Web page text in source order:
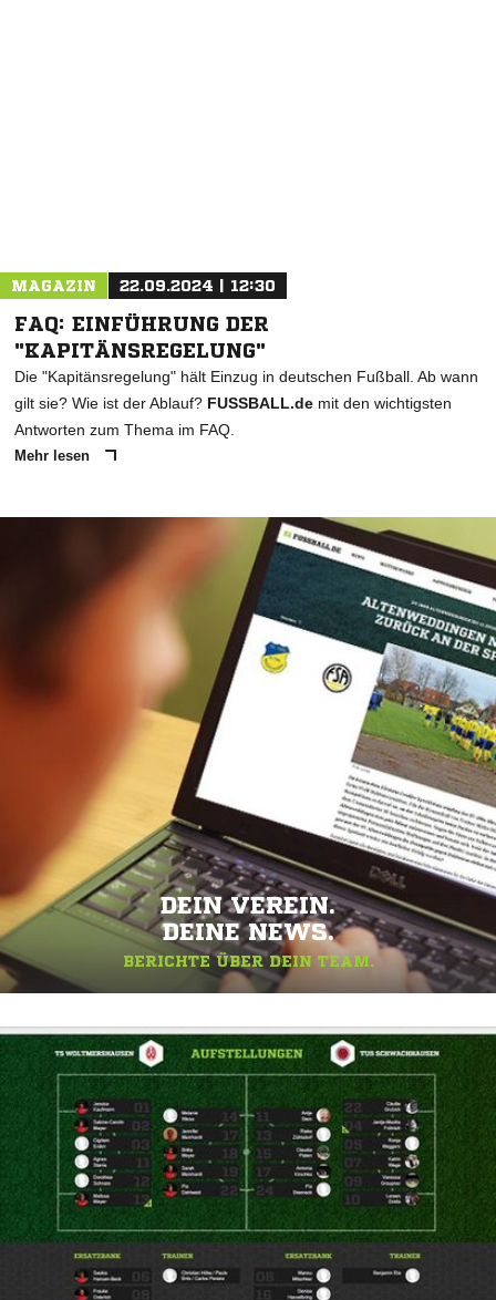
MAGAZIN 22.09.2024 | 12:30
FAQ: EINFÜHRUNG DER
"KAPITÄNSREGELUNG"
Die "Kapitänsregelung" hält Einzug in deutschen Fußball. Ab wann
gilt sie? Wie ist der Ablauf? FUSSBALL.de mit den wichtigsten
Antworten zum Thema im FAQ.
Mehr lesen
DEIN VEREIN.
DEINE NEWS.
BERICHTE ÜBER DEIN TEAM.